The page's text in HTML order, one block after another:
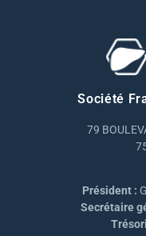
Société
79
Président :
Secrétaire